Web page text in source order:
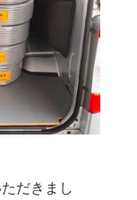
だきまし